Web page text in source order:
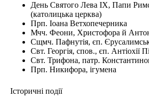
День Святого Лева ІХ, Папи
(католицька церква)
Прп. Іоана Ветхопечерника
Мчч. Феони, Христофора й
Сщмч. Пафнутія, єп.
Свт. Георгія, спов., єп. Антіохії
Свт. Трифона, патр.
Прп. Никифора, ігумена
Історичні події